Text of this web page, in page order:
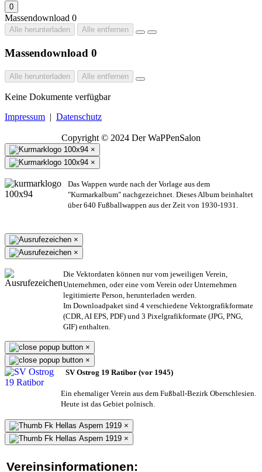
0
Massendownload 0
Alle herunterladen Alle entfernen
Massendownload 0
Alle herunterladen Alle entfernen
Keine Dokumente verfügbar
Impressum | Datenschutz
Copyright © 2024 Der WaPPenSalon
×
×
Das Wappen wurde nach der Vorlage aus dem
"Kurmarkalbum" nachgezeichnet. Dieses Album beinhaltet
über 640 Fußballwappen aus der Zeit von 1930-1931.
×
×
Die Vektordaten können nur vom jeweiligen Verein,
Unternehmen, oder eine vom Verein oder Unternehmen
legitimierte Person, herunterladen werden.
Im Downloadpaket sind 4 verschiedene Vektorgrafikformate
(CDR, AI EPS, PDF) und 3 Pixelgrafikformate (JPG, PNG,
GIF) enthalten.
×
×
SV Ostrog 19 Ratibor (vor 1945)
Ein ehemaliger Verein aus dem Fußball-Bezirk Oberschlesien.
Heute ist das Gebiet polnisch.
×
×
Vereinsinformationen: